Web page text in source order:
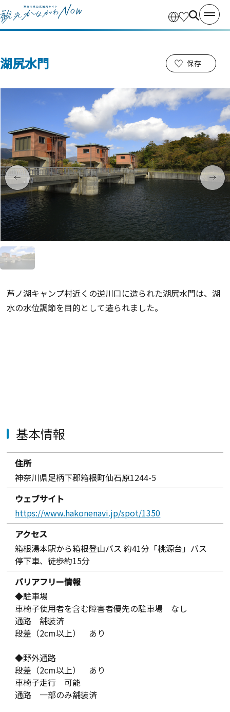
湖尻水門 保存
芦ノ湖キャンプ村近くの逆川口に造られた湖尻水門は、湖
水の水位調節を目的として造られました。
基本情報
住所
神奈川県足柄下郡箱根町仙石原1244-5
ウェブサイト
https://www.hakonenavi.jp/spot/1350
アクセス
箱根湯本駅から箱根登山バス 約41分「桃源台」バス
停下車、徒歩約15分
バリアフリー情報
◆駐車場
車椅子使用者を含む障害者優先の駐車場 なし
通路 舗装済
段差（2cm以上） あり
◆野外通路
段差（2cm以上） あり
車椅子走行 可能
通路 一部のみ舗装済